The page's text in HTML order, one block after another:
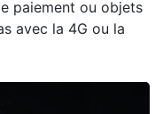
paiement ou objets
avec la 4G ou la